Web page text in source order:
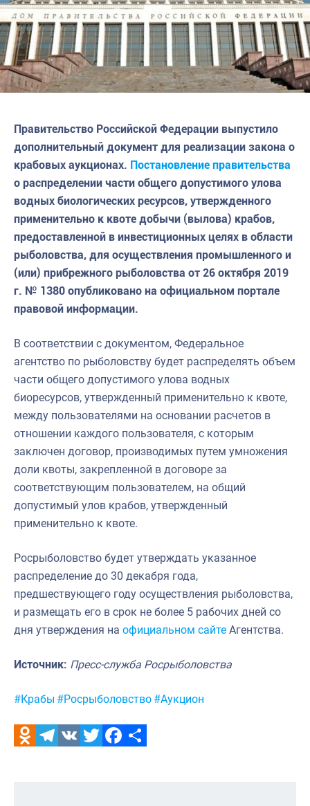
Правительство Российской Федерации выпустило
дополнительный документ для реализации закона о
крабовых аукционах. Постановление правительства
о распределении части общего допустимого улова
водных биологических ресурсов, утвержденного
применительно к квоте добычи (вылова) крабов,
предоставленной в инвестиционных целях в области
рыболовства, для осуществления промышленного и
(или) прибрежного рыболовства от 26 октября 2019
г. № 1380 опубликовано на официальном портале
правовой информации.
В соответствии с документом, Федеральное
агентство по рыболовству будет распределять объем
части общего допустимого улова водных
биоресурсов, утвержденный применительно к квоте,
между пользователями на основании расчетов в
отношении каждого пользователя, с которым
заключен договор, производимых путем умножения
доли квоты, закрепленной в договоре за
соответствующим пользователем, на общий
допустимый улов крабов, утвержденный
применительно к квоте.
Росрыболовство будет утверждать указанное
распределение до 30 декабря года,
предшествующего году осуществления рыболовства,
и размещать его в срок не более 5 рабочих дней со
дня утверждения на официальном сайте Агентства.
Источник: Пресс-служба Росрыболовства
Метки:
#Крабы #Росрыболовство #Аукцион